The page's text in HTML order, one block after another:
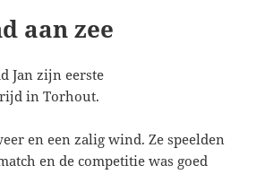
aan zee
Jan zijn eerste
in Torhout.
en een zalig wind. Ze speelden
en de competitie was goed